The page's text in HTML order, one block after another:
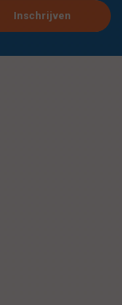
Inschrijven